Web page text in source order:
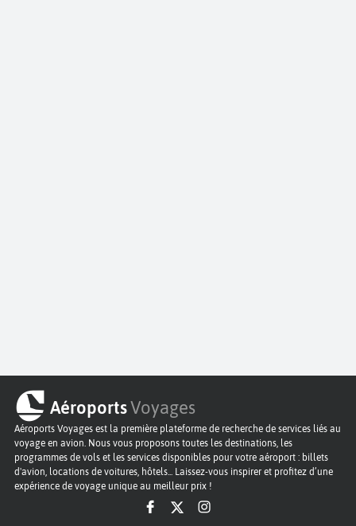
AéroportsVoyages
Aéroports Voyages est la première plateforme de recherche de services liés au
voyage en avion. Nous vous proposons toutes les destinations, les
programmes de vols et les services disponibles pour votre aéroport : billets
d'avion, locations de voitures, hôtels... Laissez-vous inspirer et profitez d’une
expérience de voyage unique au meilleur prix !